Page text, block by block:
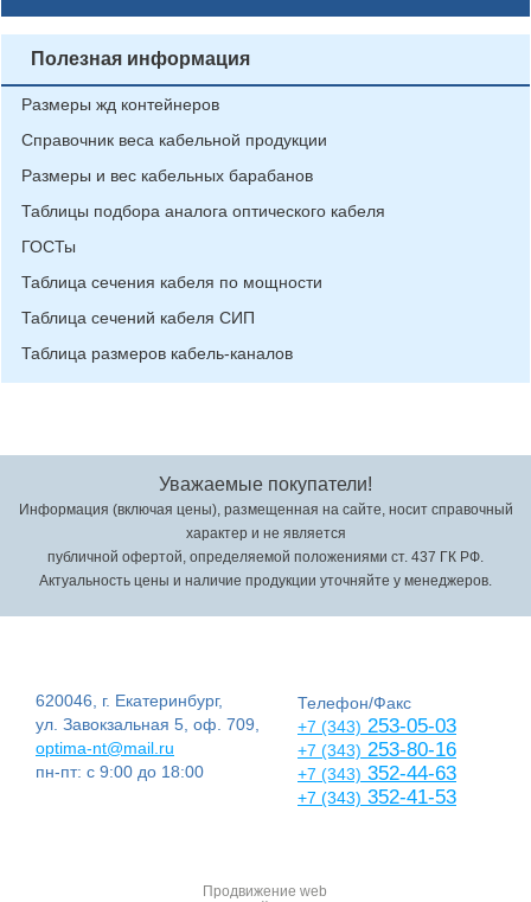
Полезная информация
Размеры жд контейнеров
Справочник веса кабельной продукции
Размеры и вес кабельных барабанов
Таблицы подбора аналога оптического кабеля
ГОСТы
Таблица сечения кабеля по мощности
Таблица сечений кабеля СИП
Таблица размеров кабель-каналов
Уважаемые покупатели!
Информация (включая цены), размещенная на сайте, носит справочный
характер и не является
публичной офертой, определяемой положениями ст. 437 ГК РФ.
Актуальность цены и наличие продукции уточняйте у менеджеров.
620046, г. Екатеринбург,
ул. Завокзальная 5, оф. 709,
optima-nt@mail.ru
пн-пт: с 9:00 до 18:00
Телефон/Факс
+7 (343) 253-05-03
+7 (343) 253-80-16
+7 (343) 352-44-63
+7 (343) 352-41-53
Продвижение web